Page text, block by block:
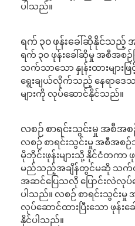
ပါသည်။
ရက် ၃၀ ဖုန်းခေါ်ဆိုနိုင်သည့်
ရက် ၃၀ ဖုန်းခေါ်ဆိုမှု အစီအစ
သက်သာသော နှုန်းထားများ
ရွေးချယ်လိုက်သည့် နေရာဒေ
များကို လုပ်ဆောင်နိုင်သည်။
လစဉ် စာရင်းသွင်းမှု အစီအစဉ်
လစဉ် စာရင်းသွင်းမှု အစီအစဉ်သ
မိုဘိုင်းဖုန်းများသို့ နိုင်ငံတကာ ဖု
မည်သည့်အချိန်တွင်မဆို သက်
အဆင်ပြေသလို ပြောင်းလဲလု
ပါသည်။ လစဉ် စာရင်းသွင်း
လုပ်ဆောင်ထားပြီးသော ဖုန်း
နိုင်ပါသည်။